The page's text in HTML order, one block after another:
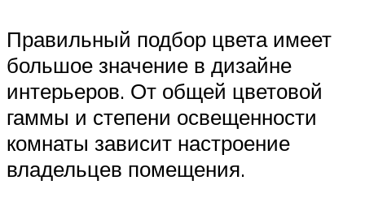
Правильный подбор цвета имеет
большое значение в дизайне
интерьеров. От общей цветовой
гаммы и степени освещенности
комнаты зависит настроение
владельцев помещения.